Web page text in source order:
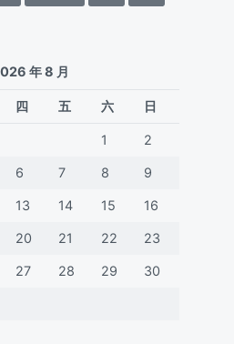
年 8 月
四 五 六 日
1 2
6 7 8 9
13 14 15 16
20 21 22 23
27 28 29 30